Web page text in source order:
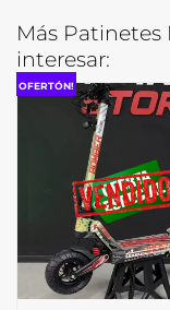
Más
interesar:
OFERTÓN!